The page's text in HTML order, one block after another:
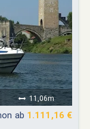
11,06m
ab 1.111,16 €